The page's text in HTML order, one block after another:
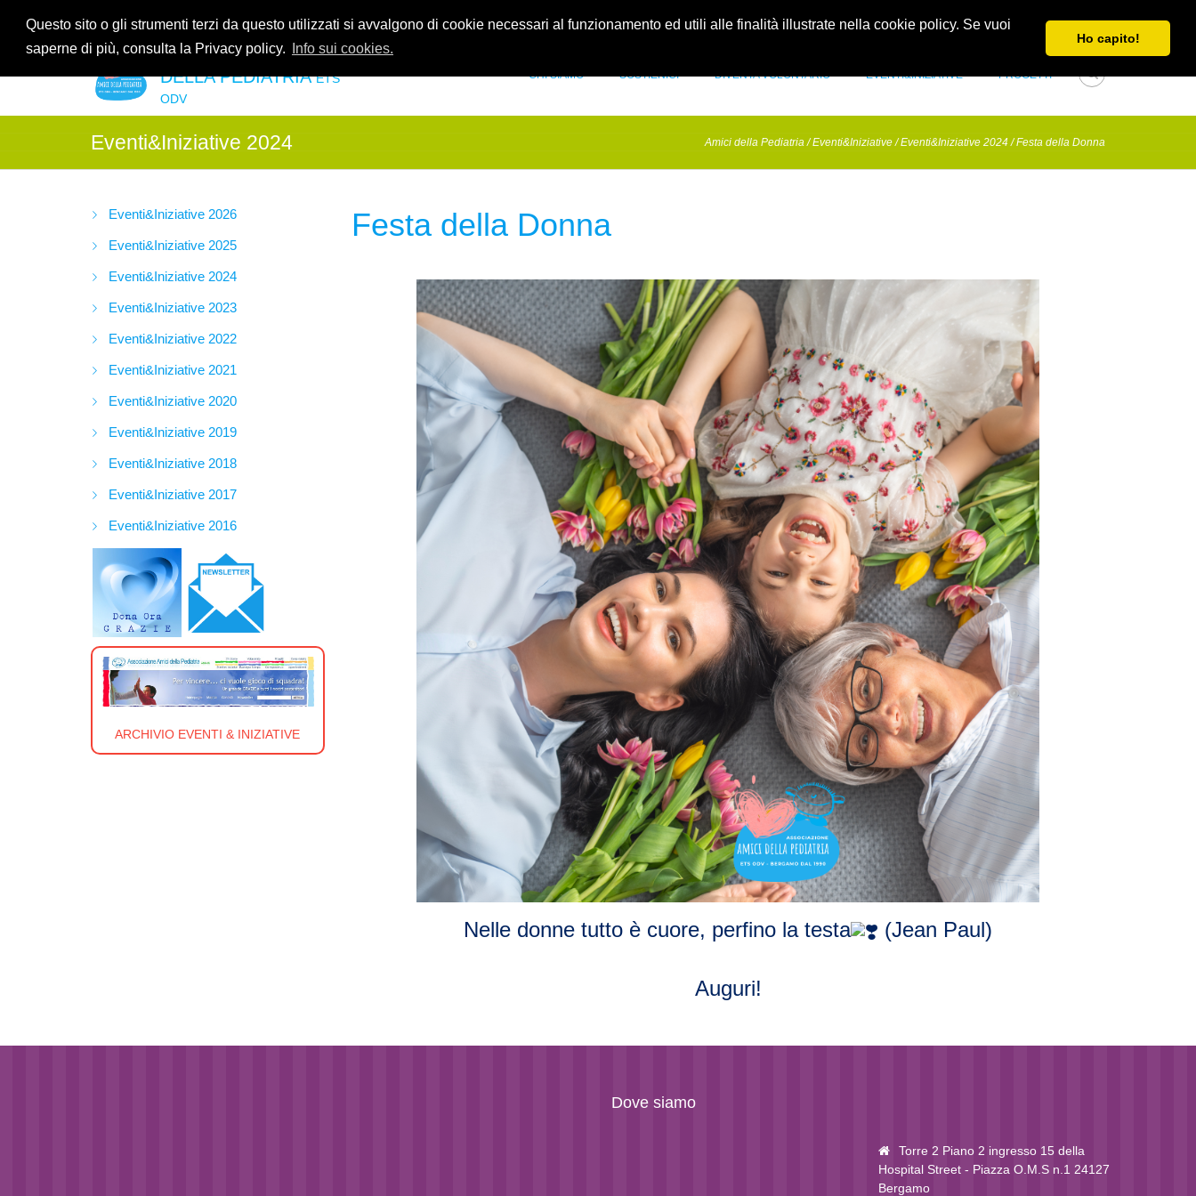
Questo sito o gli strumenti terzi da questo utilizzati si avvalgono di cookie necessari al funzionamento ed utili alle finalità illustrate nella cookie policy. Se vuoi
saperne di più, consulta la Privacy policy.
Info sui cookies.
Ho capito!
Contatti
ASSOCIAZIONE AMICI
DELLA PEDIATRIAETS
ODV
CHI SIAMO SOSTIENICI DIVENTA VOLONTARIO EVENTI&INIZIATIVE PROGETTI
Amici della Pediatria/Eventi&Iniziative/Eventi&Iniziative 2024/Festa della Donna
Eventi&Iniziative 2024
Eventi&Iniziative 2026
Eventi&Iniziative 2025
Eventi&Iniziative 2024
Eventi&Iniziative 2023
Eventi&Iniziative 2022
Eventi&Iniziative 2021
Eventi&Iniziative 2020
Eventi&Iniziative 2019
Eventi&Iniziative 2018
Eventi&Iniziative 2017
Eventi&Iniziative 2016
ARCHIVIO EVENTI & INIZIATIVE
Festa della Donna
Nelle donne tutto è cuore, perfino la testa (Jean Paul)
Auguri!
Dove siamo
Torre 2 Piano 2 ingresso 15 della
Hospital Street - Piazza O.M.S n.1 24127
Bergamo